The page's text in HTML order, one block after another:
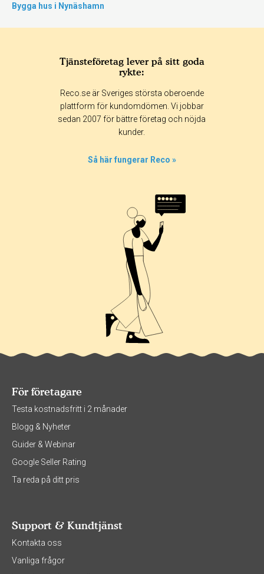
Bygga hus i Nynäshamn
Tjänsteföretag lever på sitt goda
rykte:
Reco.se är Sveriges största oberoende
plattform för kundomdömen. Vi jobbar
sedan 2007 för bättre företag och nöjda
kunder.
Så här fungerar Reco »
För företagare
Testa kostnadsfritt i 2 månader
Blogg & Nyheter
Guider & Webinar
Google Seller Rating
Ta reda på ditt pris
Support & Kundtjänst
Kontakta oss
Vanliga frågor